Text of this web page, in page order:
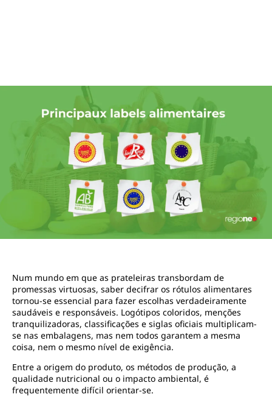
Num mundo em que as prateleiras transbordam de
promessas virtuosas, saber decifrar os rótulos alimentares
tornou-se essencial para fazer escolhas verdadeiramente
saudáveis e responsáveis. Logótipos coloridos, menções
tranquilizadoras, classificações e siglas oficiais multiplicam-
se nas embalagens, mas nem todos garantem a mesma
coisa, nem o mesmo nível de exigência.
Entre a origem do produto, os métodos de produção, a
qualidade nutricional ou o impacto ambiental, é
frequentemente difícil orientar-se.